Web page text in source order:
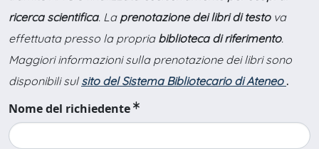
ricerca scientifica. La prenotazione dei libri di testova
effettuata presso la propria biblioteca di riferimento.
Maggiori informazioni sulla prenotazione dei libri sono
disponibili sul sito del Sistema Bibliotecario di Ateneo .
Nome del richiedente